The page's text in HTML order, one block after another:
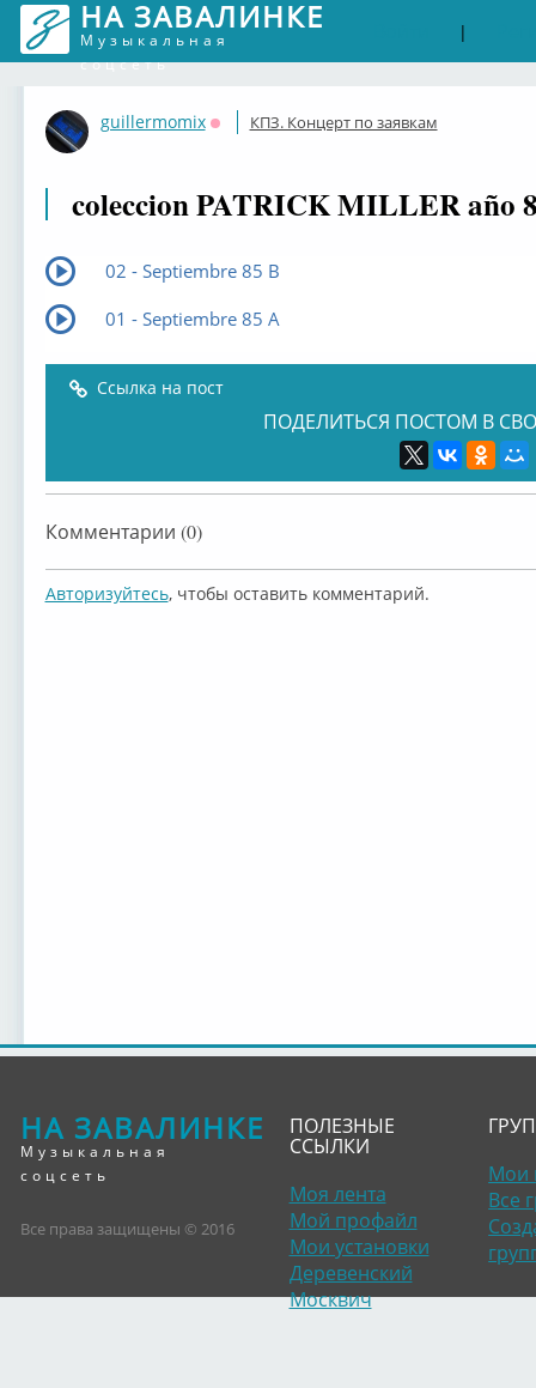
НА ЗАВАЛИНКЕ
Музыкальная
соцсеть
|
guillermomix
Оффлайн
КПЗ. Концерт по заявкам
coleccion PATRICK MILLER año
02 - Septiembre 85 B
01 - Septiembre 85 A
Ссылка на пост
ПОДЕЛИТЬСЯ ПОСТОМ В
Комментарии (0)
Авторизуйтесь, чтобы оставить комментарий.
НА ЗАВАЛИНКЕ
Музыкальная
соцсеть
Все права защищены © 2016
ПОЛЕЗНЫЕ
ССЫЛКИ
Моя лента
Мой профайл
Мои установки
Деревенский
Москвич
Мои
Все